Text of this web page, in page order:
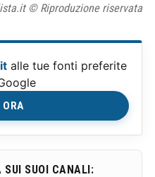
© Riproduzione riservata
alle tue fonti preferite
ORA
SUI SUOI CANALI: